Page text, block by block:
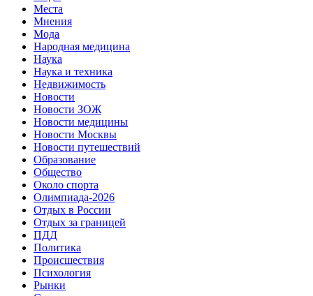
Места
Мнения
Мода
Народная медицина
Наука
Наука и техника
Недвижимость
Новости
Новости ЗОЖ
Новости медицины
Новости Москвы
Новости путешествий
Образование
Общество
Около спорта
Олимпиада-2026
Отдых в России
Отдых за границей
ПДД
Политика
Происшествия
Психология
Рынки